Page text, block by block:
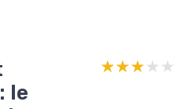
le
★★★★★
★★★★★